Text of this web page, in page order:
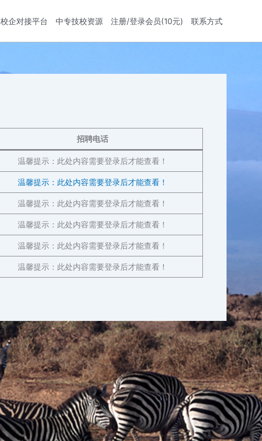
校企对接平台 中专技校资源 注册/登录会员(10元) 联系方式
招聘电话
温馨提示：此处内容需要登录后才能查看！
温馨提示：此处内容需要登录后才能查看！
温馨提示：此处内容需要登录后才能查看！
温馨提示：此处内容需要登录后才能查看！
温馨提示：此处内容需要登录后才能查看！
温馨提示：此处内容需要登录后才能查看！